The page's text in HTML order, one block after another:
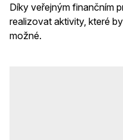
Díky veřejným finančním
realizovat aktivity, které
možné.